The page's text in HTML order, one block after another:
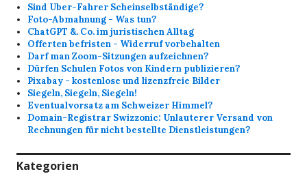
Sind Uber-Fahrer Scheinselbständige?
Foto-Abmahnung - Was tun?
ChatGPT &. Co. im juristischen Alltag
Offerten befristen - Widerruf vorbehalten
Darf man Zoom-Sitzungen aufzeichnen?
Dürfen Schulen Fotos von Kindern publizieren?
Pixabay - kostenlose und lizenzfreie Bilder
Siegeln, Siegeln, Siegeln!
Eventualvorsatz am Schweizer Himmel?
Domain-Registrar Swizzonic: Unlauterer Versand von
Rechnungen für nicht bestellte Dienstleistungen?
Kategorien